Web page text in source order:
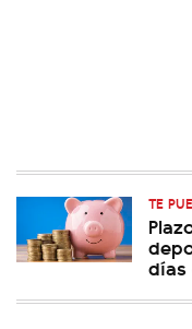
TE
días